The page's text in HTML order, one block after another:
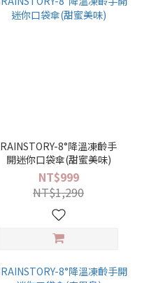
RAINSTORY-8°降溫凍齡手
開迷你口袋傘(甜蜜美味)
NT$999
NT$1,290